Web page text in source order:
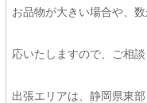
お品物が大きい場合や、
応いたしますので、ご相談
出張エリアは、静岡県東